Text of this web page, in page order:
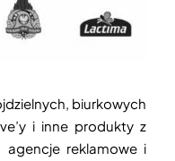
biurkowych
i inne produkty z
agencje reklamowe i